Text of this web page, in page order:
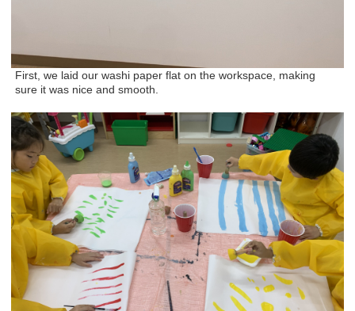
First, we laid our washi paper flat on the workspace, making
sure it was nice and smooth.